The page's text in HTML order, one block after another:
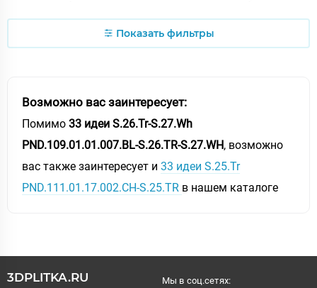
Показать фильтры
Возможно вас заинтересует:
Помимо 33 идеи S.26.Tr-S.27.Wh
PND.109.01.01.007.BL-S.26.TR-S.27.WH, возможно
вас также заинтересует и 33 идеи S.25.Tr
PND.111.01.17.002.CH-S.25.TR в нашем каталоге
3DPLITKA.RU Мы в соц.сетях: